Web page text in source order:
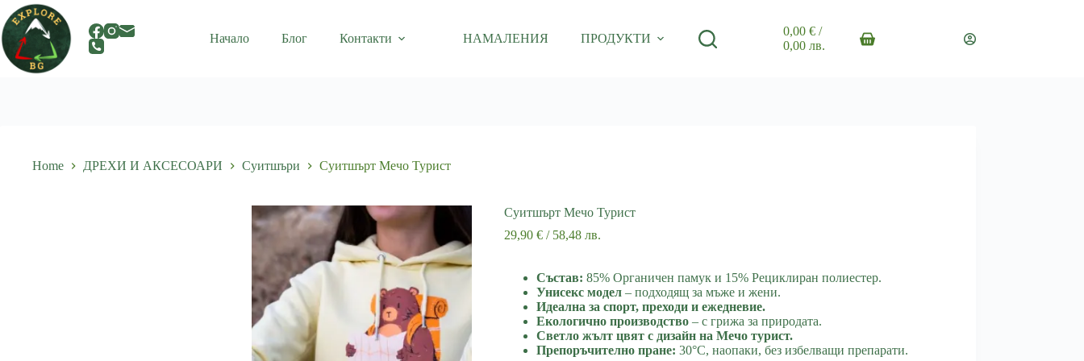
Skip
to
content
Начало Блог Контакти НАМАЛЕНИЯ ПРОДУКТИ
Shopping
0,00 €/
0,00 лв.
Home ДРЕХИ И АКСЕСОАРИ Суитшъри Суитшърт Мечо Турист
Суитшърт Мечо Турист
29,90 €/ 58,48 лв.
Състав: 85% Органичен памук и 15% Рециклиран полиестер.
Унисекс модел– подходящ за мъже и жени.
Идеална за спорт, преходи и ежедневие.
Екологично производство– с грижа за природата.
Светло жълт цвят с дизайн на Мечо турист.
Препоръчително пране: 30°C, наопаки, без избелващи препарати.